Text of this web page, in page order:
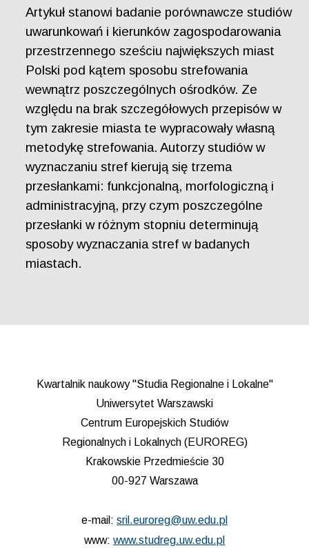
Artykuł stanowi badanie porównawcze studiów
uwarunkowań i kierunków zagospodarowania
przestrzennego sześciu największych miast
Polski pod kątem sposobu strefowania
wewnątrz poszczególnych ośrodków. Ze
względu na brak szczegółowych przepisów w
tym zakresie miasta te wypracowały własną
metodykę strefowania. Autorzy studiów w
wyznaczaniu stref kierują się trzema
przesłankami: funkcjonalną, morfologiczną i
administracyjną, przy czym poszczególne
przesłanki w różnym stopniu determinują
sposoby wyznaczania stref w badanych
miastach.
Kwartalnik naukowy "Studia Regionalne i Lokalne"
Uniwersytet Warszawski
Centrum Europejskich Studiów
Regionalnych i Lokalnych (EUROREG)
Krakowskie Przedmieście 30
00-927 Warszawa
e-mail: sril.euroreg@uw.edu.pl
www: www.studreg.uw.edu.pl